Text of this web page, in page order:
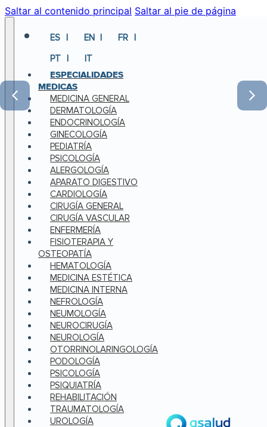
Saltar al contenido principal Saltar al pie de página
ES EN
FR
PT
IT
ESPECIALIDADES
MEDICAS
MEDICINA GENERAL
DERMATOLOGÍA
ENDOCRINOLOGÍA
GINECOLOGÍA
PEDIATRÍA
PSICOLOGÍA
ALERGOLOGÍA
APARATO DIGESTIVO
CARDIOLOGÍA
CIRUGÍA GENERAL
CIRUGÍA VASCULAR
ENFERMERÍA
FISIOTERAPIA Y
OSTEOPATÍA
HEMATOLOGÍA
MEDICINA ESTÉTICA
MEDICINA INTERNA
NEFROLOGÍA
NEUMOLOGÍA
NEUROCIRUGÍA
NEUROLOGÍA
OTORRINOLARINGOLOGÍA
PODOLOGÍA
PSICOLOGÍA
PSIQUIATRÍA
REHABILITACIÓN
TRAUMATOLOGÍA
UROLOGÍA